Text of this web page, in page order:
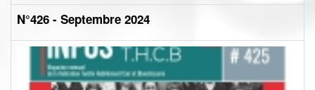
N°426 - Septembre 2024